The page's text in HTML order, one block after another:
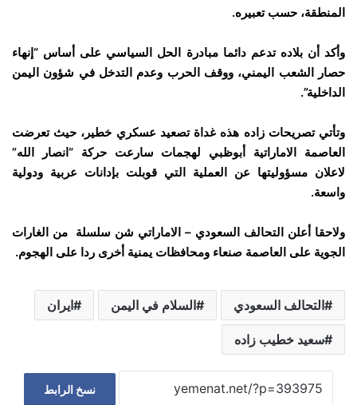
المنطقة، حسب تعبيره.
وأكد أن بلاده تدعم دائما مبادرة الحل السياسي على أساس “إنهاء
حصار الشعب اليمني، ووقف الحرب وعدم التدخل في شؤون اليمن
الداخلية”.
وتأتي تصريحات زاده هذه غداة تصعيد عسكري خطير، حيث تعرضت
العاصمة الاماراتية أبوظبي لهجمات سارعت حركة “انصار الله”
لاعلان مسؤوليتها عن العملية التي قوبلت بإدانات عربية ودولية
واسعة.
ولاحقا أعلن التحالف السعودي – الاماراتي شن سلسلة من الغارات
الجوية على العاصمة صنعاء ومحافظات يمنية أخرى ردا على الهجوم.
التحالف السعودي السلام في اليمن ايران
سعيد خطيب زاده
نسخ الرابط